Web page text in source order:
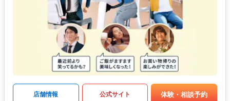
店舗情報 公式サイト 体験・相談予約